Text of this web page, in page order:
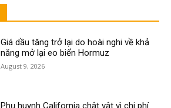
Giá dầu tăng trở lại do hoài nghi về khả
năng mở lại eo biển Hormuz
August 9, 2026
Phụ huynh California chật vật vì chi phí